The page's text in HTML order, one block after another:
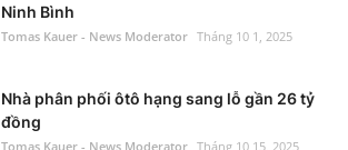
Ninh Bình
Tomas Kauer - News Moderator Tháng 10 1, 2025
Nhà phân phối ôtô hạng sang lỗ gần 26 tỷ
đồng
Tomas Kauer - News Moderator Tháng 10 15, 2025